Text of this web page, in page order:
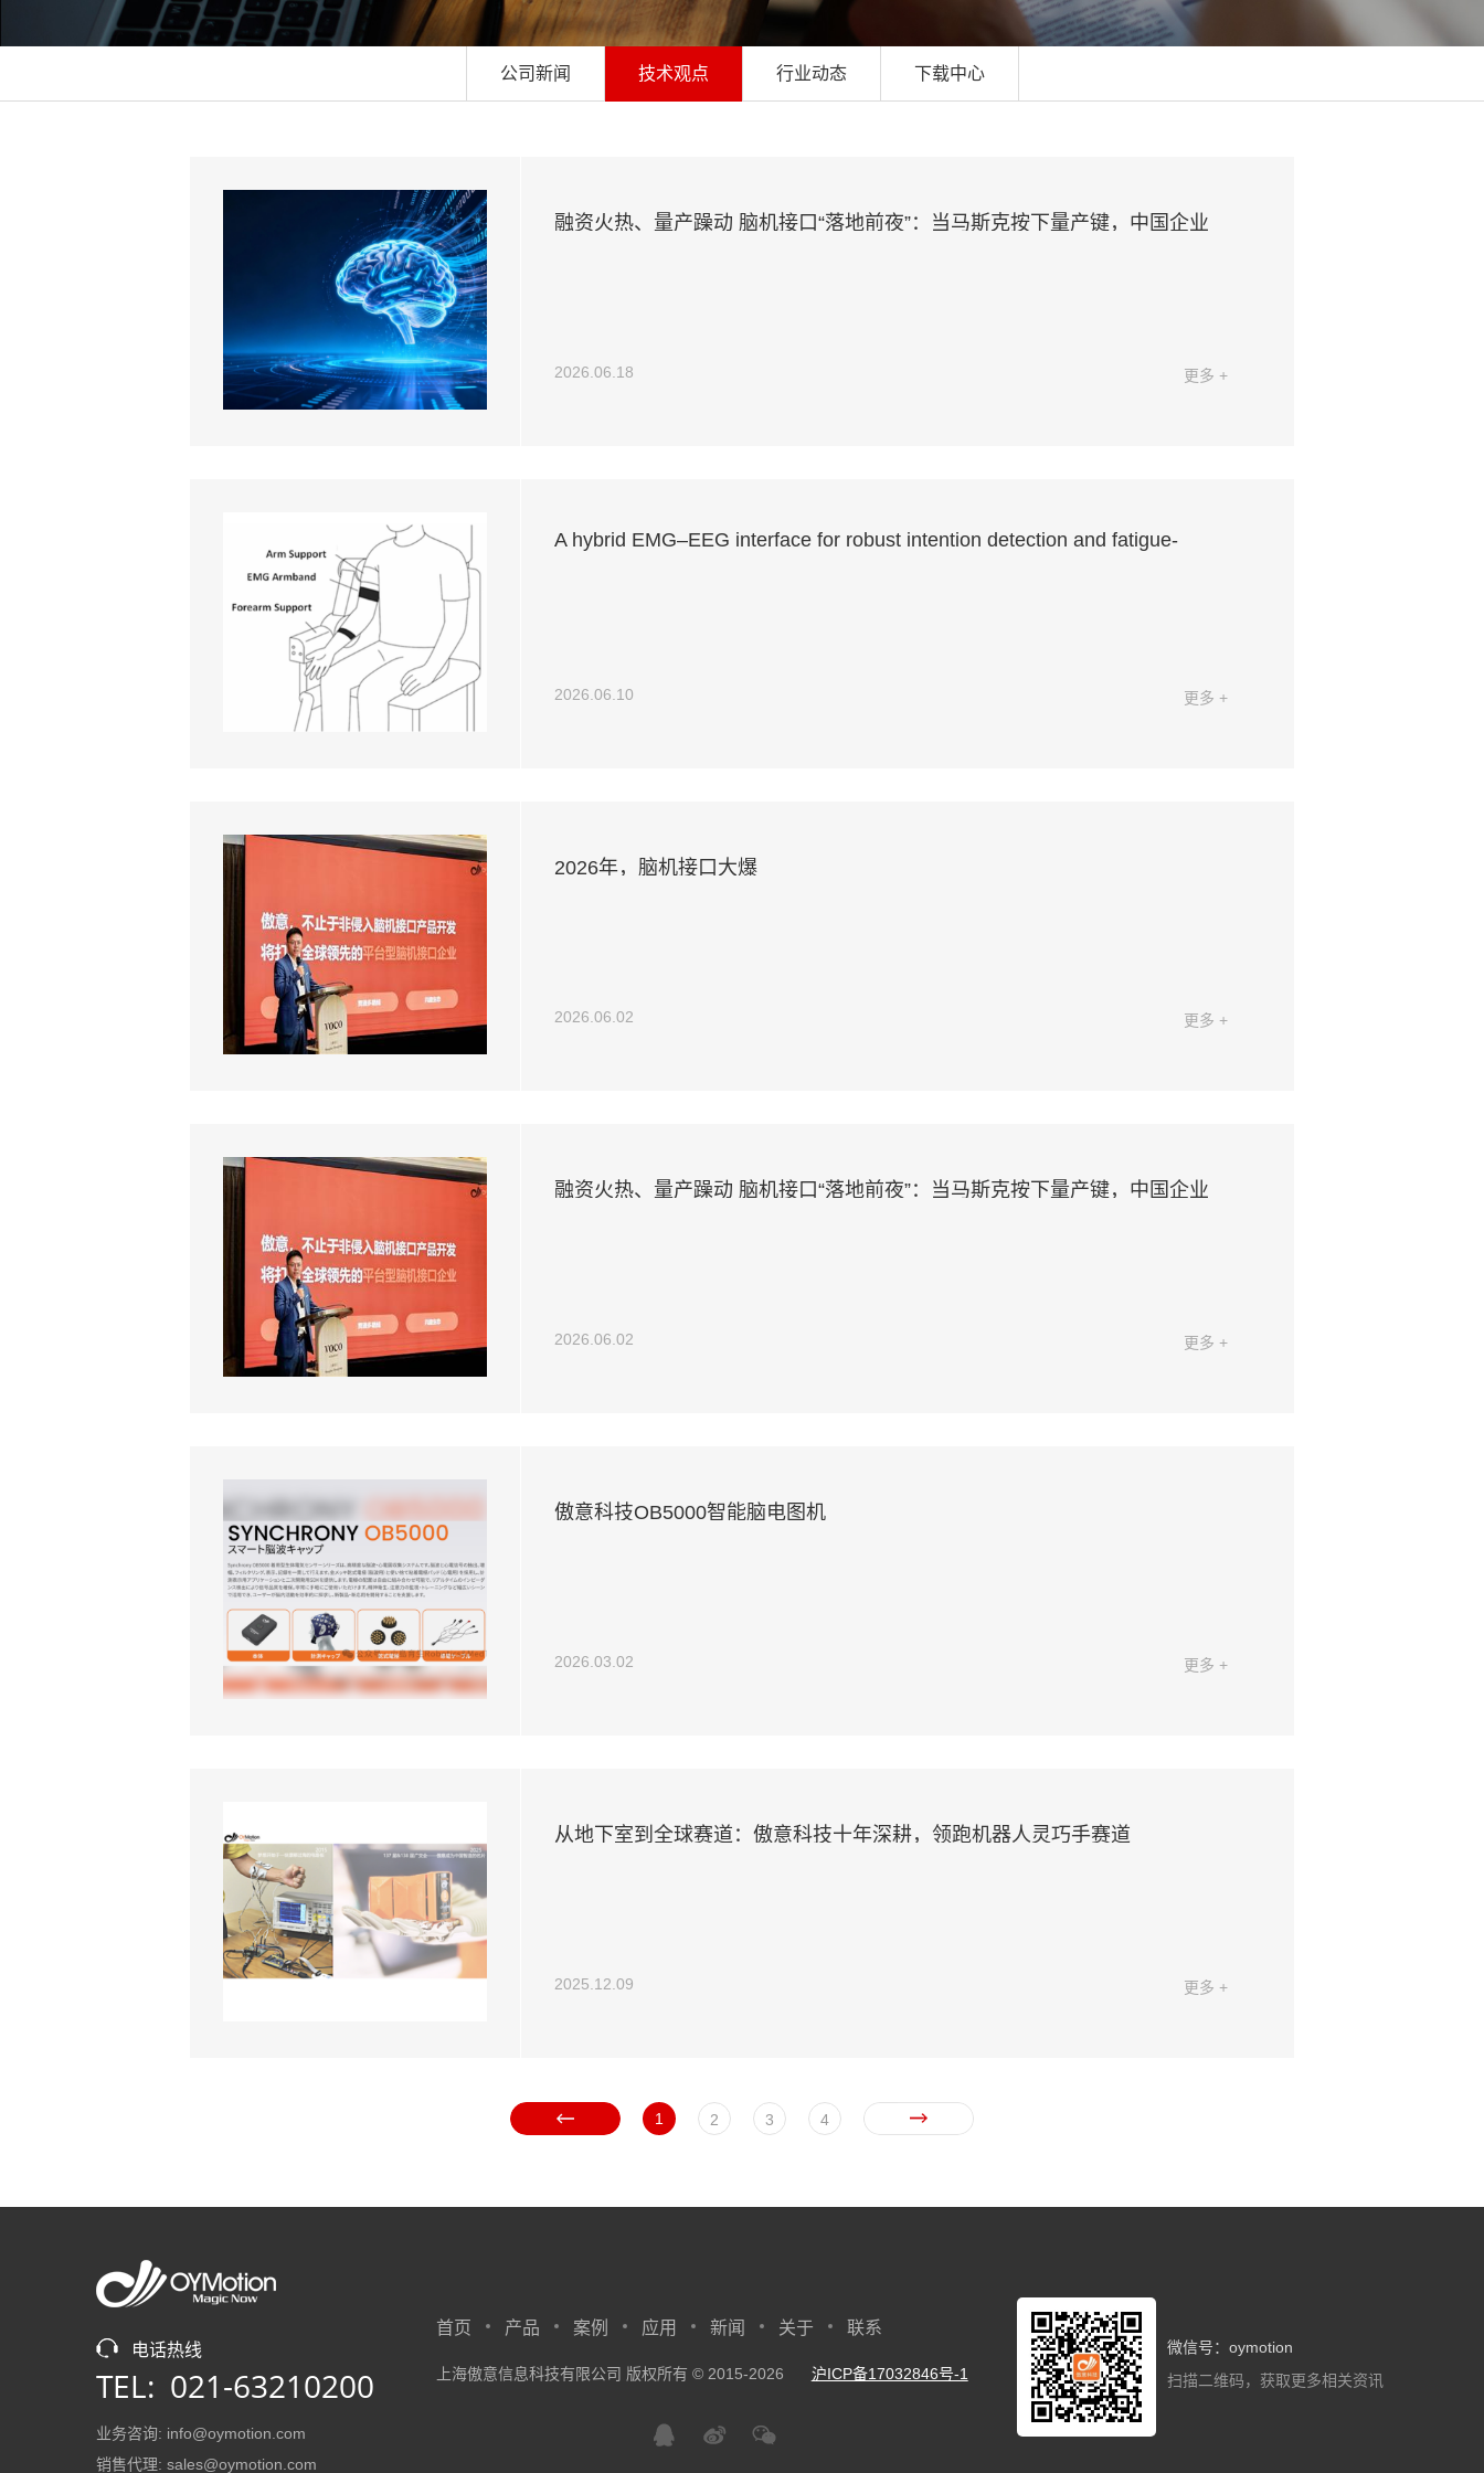
公司新闻 技术观点 行业动态 下载中心
融资火热、量产躁动 脑机接口“落地前夜”：当马斯克按下量产键，中国企业
2026.06.18 更多 +
A hybrid EMG–EEG interface for robust intention detection and fatigue-
2026.06.10 更多 +
2026年，脑机接口大爆
2026.06.02 更多 +
融资火热、量产躁动 脑机接口“落地前夜”：当马斯克按下量产键，中国企业
2026.06.02 更多 +
傲意科技OB5000智能脑电图机
2026.03.02 更多 +
从地下室到全球赛道：傲意科技十年深耕，领跑机器人灵巧手赛道
2025.12.09 更多 +
1 2 3 4
电话热线
TEL: 021-63210200
业务咨询: info@oymotion.com
销售代理: sales@oymotion.com
首页 产品 案例 应用 新闻 关于 联系
上海傲意信息科技有限公司 版权所有 © 2015-2026 沪ICP备17032846号-1
微信号：oymotion
扫描二维码，获取更多相关资讯